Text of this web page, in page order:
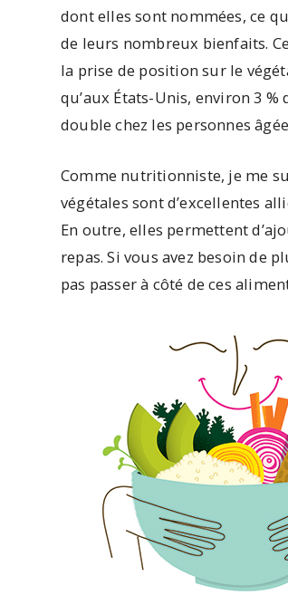
dont elles sont nommées, ce
de leurs nombreux bienfaits.
la prise de position sur le
qu’aux États-Unis, environ 3
double chez les personnes
Comme nutritionniste, je me
végétales sont d’excellentes
En outre, elles permettent
repas. Si vous avez besoin de
pas passer à côté de ces